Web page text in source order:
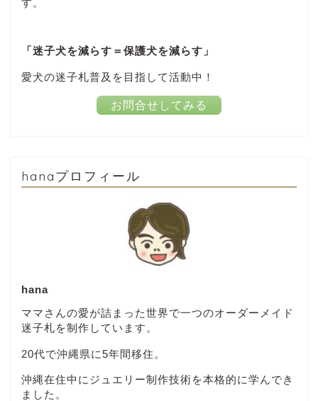
す。
「迷子犬を減らす＝保護犬を減らす」
愛犬の迷子札普及を目指して活動中！
お問合せしてみる
hanaプロフィール
hana
ママさんの愛が詰まった世界で一つのオーダーメイド
迷子札を制作しています。
20代で沖縄県に5年間移住。
沖縄在住中にジュエリー制作技術を本格的に学んでき
ました。